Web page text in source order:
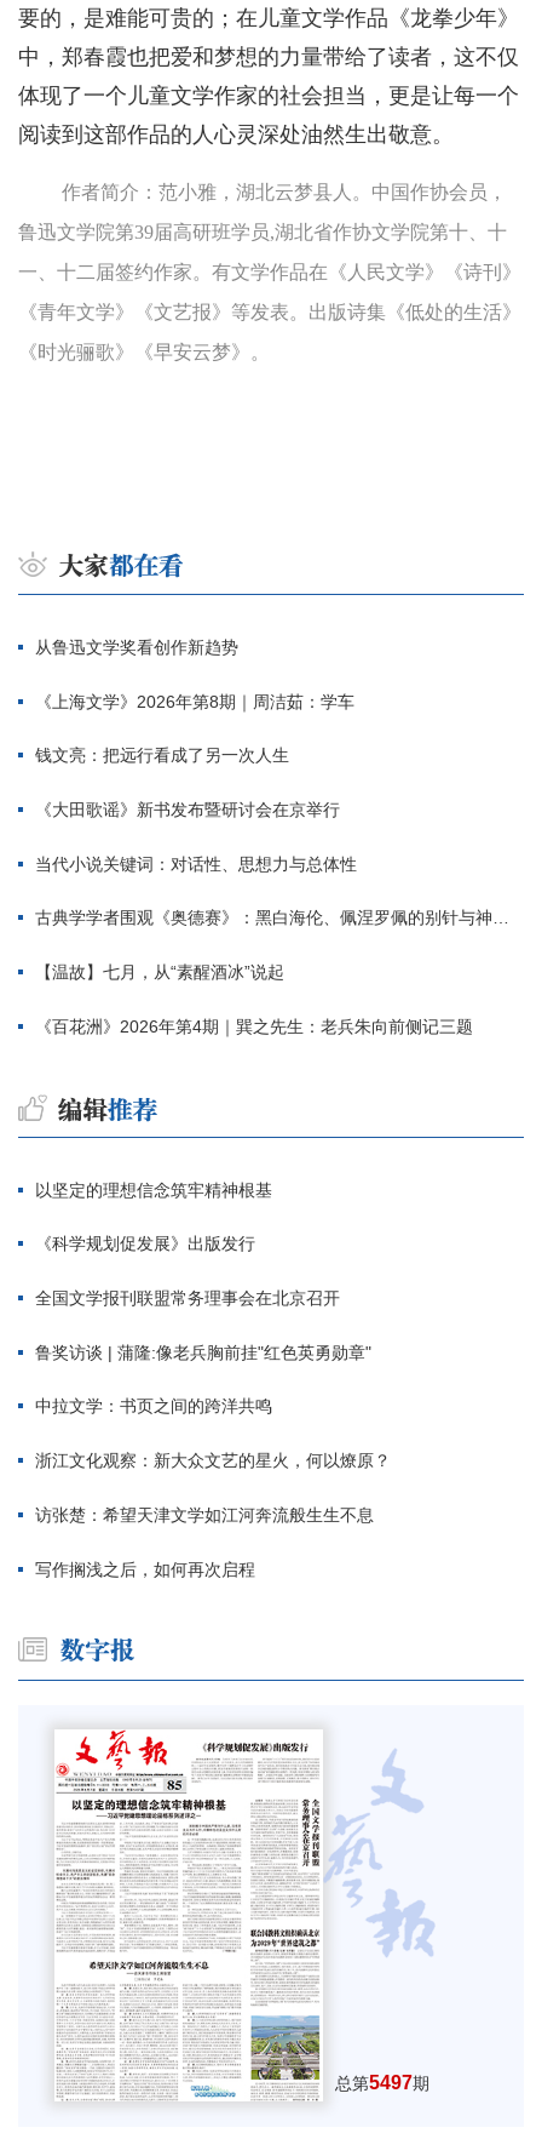
要的，是难能可贵的；在儿童文学作品《龙拳少年》
中，郑春霞也把爱和梦想的力量带给了读者，这不仅
体现了一个儿童文学作家的社会担当，更是让每一个
阅读到这部作品的人心灵深处油然生出敬意。
作者简介：范小雅，湖北云梦县人。中国作协会员，
鲁迅文学院第39届高研班学员,湖北省作协文学院第十、十
一、十二届签约作家。有文学作品在《人民文学》《诗刊》
《青年文学》《文艺报》等发表。出版诗集《低处的生活》
《时光骊歌》《早安云梦》。
从鲁迅文学奖看创作新趋势
《上海文学》2026年第8期｜周洁茹：学车
钱文亮：把远行看成了另一次人生
《大田歌谣》新书发布暨研讨会在京举行
当代小说关键词：对话性、思想力与总体性
古典学学者围观《奥德赛》：黑白海伦、佩涅罗佩的别针与神秘入侵者
【温故】七月，从“素醒酒冰”说起
《百花洲》2026年第4期｜巽之先生：老兵朱向前侧记三题
以坚定的理想信念筑牢精神根基
《科学规划促发展》出版发行
全国文学报刊联盟常务理事会在北京召开
鲁奖访谈 | 蒲隆:像老兵胸前挂"红色英勇勋章"
中拉文学：书页之间的跨洋共鸣
浙江文化观察：新大众文艺的星火，何以燎原？
访张楚：希望天津文学如江河奔流般生生不息
写作搁浅之后，如何再次启程
总第5497期